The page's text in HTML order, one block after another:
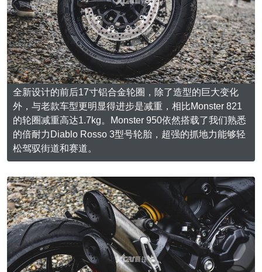
全新设计的前后17寸铝合金轮圈，除了造型的巨大变化
外，与老款车型更明显得进步是减重，相比Monster 821
的轮圈减重高达1.7kg。Monster 950依然搭载了我们熟悉
的倍耐力Diablo Rosso 3型号轮胎，超强的抓地力能够轻
松驾驭街道和赛道。